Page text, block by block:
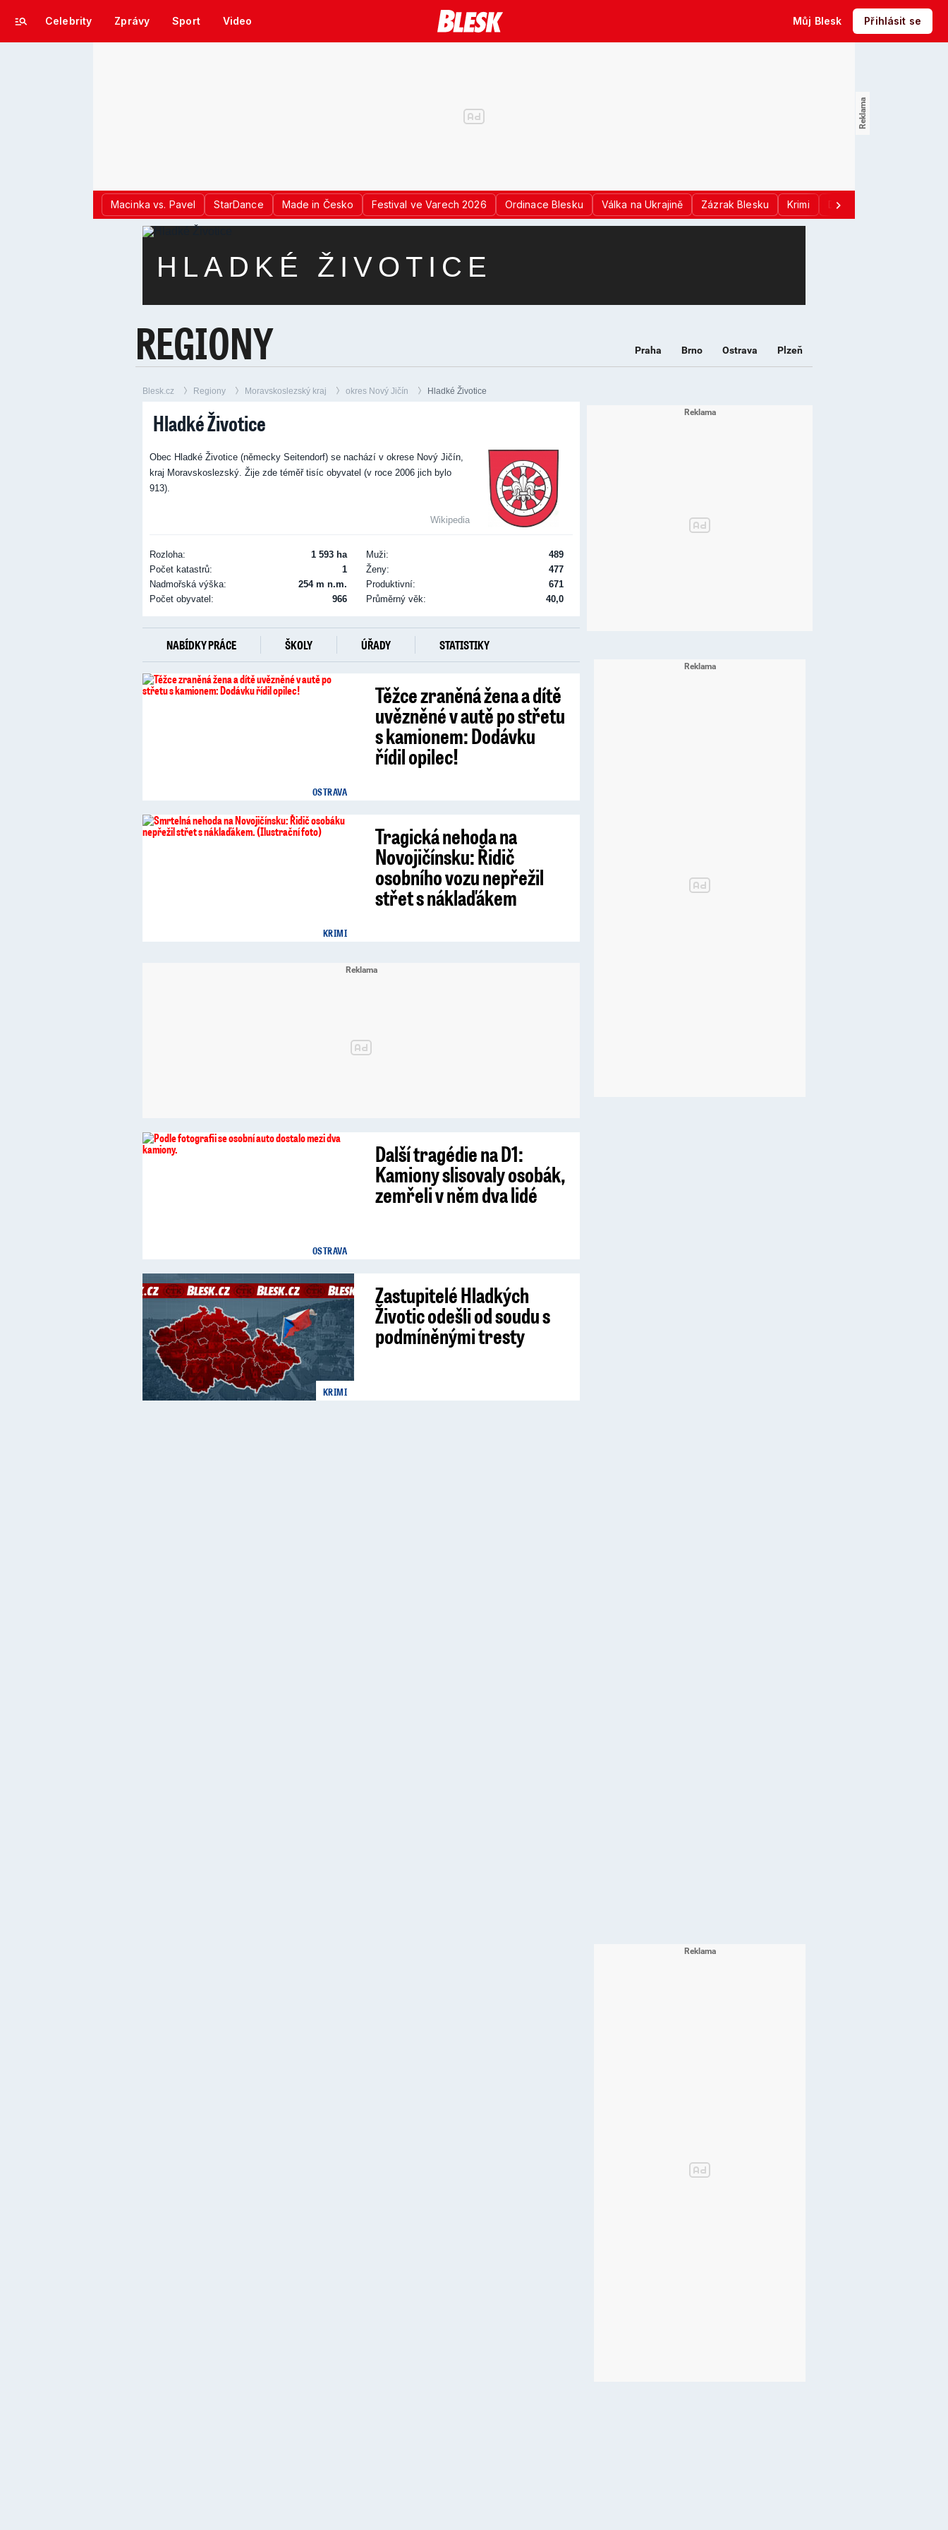
Celebrity Zprávy Sport Video Můj Blesk Přihlásit se
Macinka vs. Pavel StarDance Made in Česko Festival ve Varech 2026 Ordinace Blesku Válka na Ukrajině Zázrak Blesku Krimi Donald Trump
HLADKÉ ŽIVOTICE
REGIONY Praha Brno Ostrava Plzeň
Blesk.cz Regiony
>
Moravskoslezský kraj
>
okres Nový Jičín
>
Hladké Životice
Hladké Životice
Obec Hladké Životice (německy Seitendorf) se nachází v okrese Nový Jičín,
kraj Moravskoslezský. Žije zde téměř tisíc obyvatel (v roce 2006 jich bylo
913).
Wikipedia
Rozloha:
1 593 ha
Počet katastrů:
1
Nadmořská výška:
254 m n.m.
Počet obyvatel:
966
Muži:
489
Ženy:
477
Produktivní:
671
Průměrný věk:
40,0
NABÍDKY PRÁCE ŠKOLY ÚŘADY STATISTIKY
OSTRAVA
Těžce zraněná žena a dítě
uvězněné v autě po střetu
s kamionem: Dodávku
řídil opilec!
KRIMI
Tragická nehoda na
Novojičínsku: Řidič
osobního vozu nepřežil
střet s náklaďákem
OSTRAVA
Další tragédie na D1:
Kamiony slisovaly osobák,
zemřeli v něm dva lidé
KRIMI
Zastupitelé Hladkých
Životic odešli od soudu s
podmíněnými tresty